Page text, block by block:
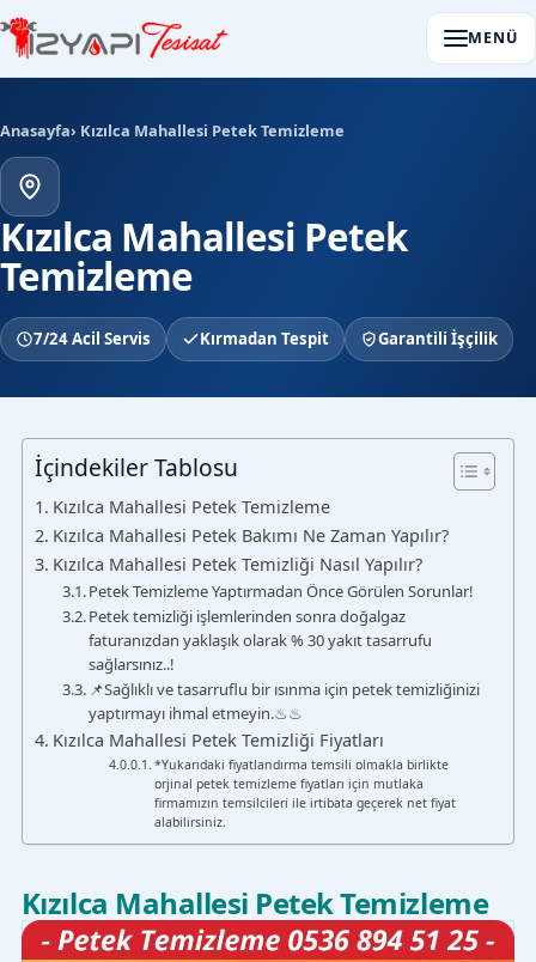
MENÜ
Anasayfa› Kızılca Mahallesi Petek Temizleme
Kızılca Mahallesi Petek
Temizleme
7/24 Acil Servis Kırmadan Tespit Garantili İşçilik
İçindekiler Tablosu
Kızılca Mahallesi Petek Temizleme
Kızılca Mahallesi Petek Bakımı Ne Zaman Yapılır?
Kızılca Mahallesi Petek Temizliği Nasıl Yapılır?
Petek Temizleme Yaptırmadan Önce Görülen Sorunlar!
Petek temizliği işlemlerinden sonra doğalgaz
faturanızdan yaklaşık olarak % 30 yakıt tasarrufu
sağlarsınız..!
📌Sağlıklı ve tasarruflu bir ısınma için petek temizliğinizi
yaptırmayı ihmal etmeyin.♨♨
Kızılca Mahallesi Petek Temizliği Fiyatları
*Yukarıdaki fiyatlandırma temsili olmakla birlikte
orjinal petek temizleme fiyatları için mutlaka
firmamızın temsilcileri ile irtibata geçerek net fiyat
alabilirsiniz.
Kızılca Mahallesi Petek Temizleme